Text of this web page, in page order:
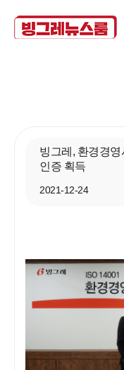
빙그레, 환경경
인증 획득
2021-12-24